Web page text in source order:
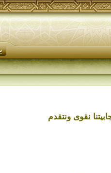
نقوى ونتقدم